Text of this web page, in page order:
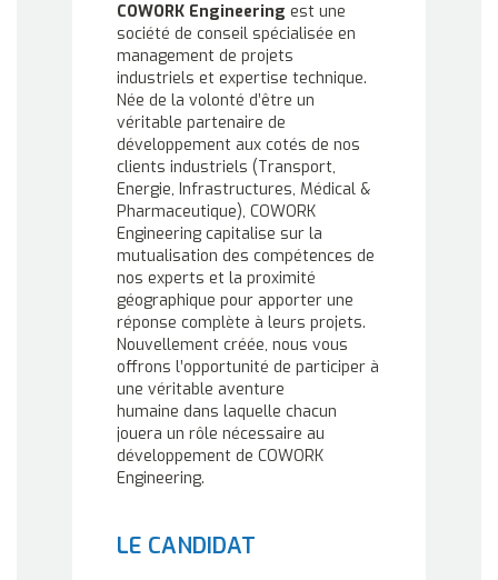
COWORK Engineering est une
société de conseil spécialisée en
management de projets
industriels et expertise technique.
Née de la volonté d’être un
véritable partenaire de
développement aux cotés de nos
clients industriels (Transport,
Energie, Infrastructures, Médical &
Pharmaceutique), COWORK
Engineering capitalise sur la
mutualisation des compétences de
nos experts et la proximité
géographique pour apporter une
réponse complète à leurs projets.
Nouvellement créée, nous vous
offrons l’opportunité de participer à
une véritable aventure
humaine dans laquelle chacun
jouera un rôle nécessaire au
développement de COWORK
Engineering.
LE CANDIDAT